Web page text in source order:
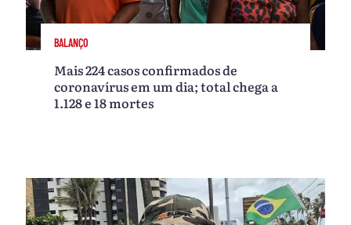
BALANÇO
Mais 224 casos confirmados de
coronavírus em um dia; total chega a
1.128 e 18 mortes